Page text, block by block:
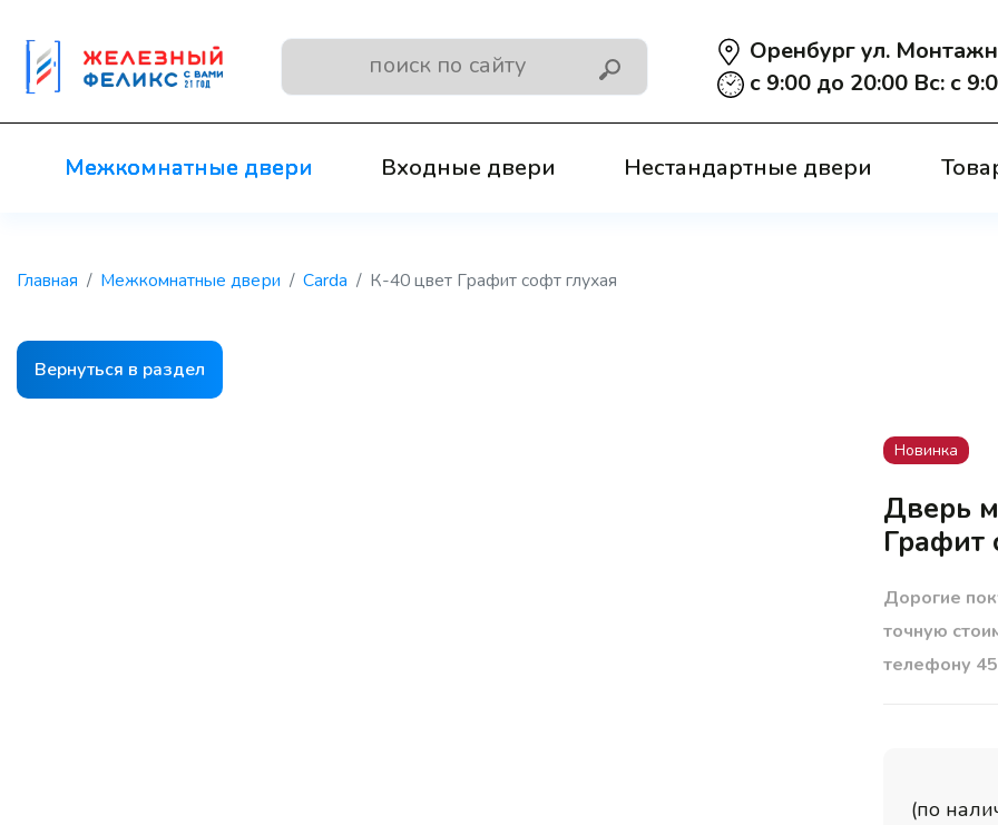
Оренбург ул.
с 9:00 до 20:00 Вс: с
Межкомнатные двери Входные двери Нестандартные двери
Главная Межкомнатные двери Carda К-40 цвет Графит софт глухая
Вернуться в раздел
Новинка
Дверь
Графит
Дорогие
точную
телефону
(по